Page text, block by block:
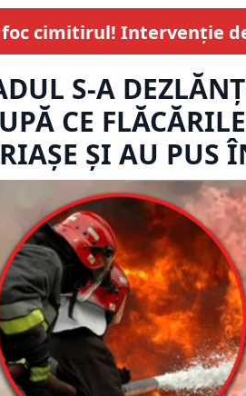
foc cimitirul! Intervenție
S-A
CE
ȘI AU PUS